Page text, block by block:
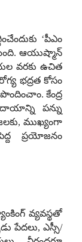
‘పీఎం
ఆయుష్మాన్
వరకు ఉచిత
భద్రత కోసం
కేంద్ర
పన్ను
ముఖ్యంగా
ప్రయోజనం
వ్యవస్థతో
పేదలు, ఎస్సీ/